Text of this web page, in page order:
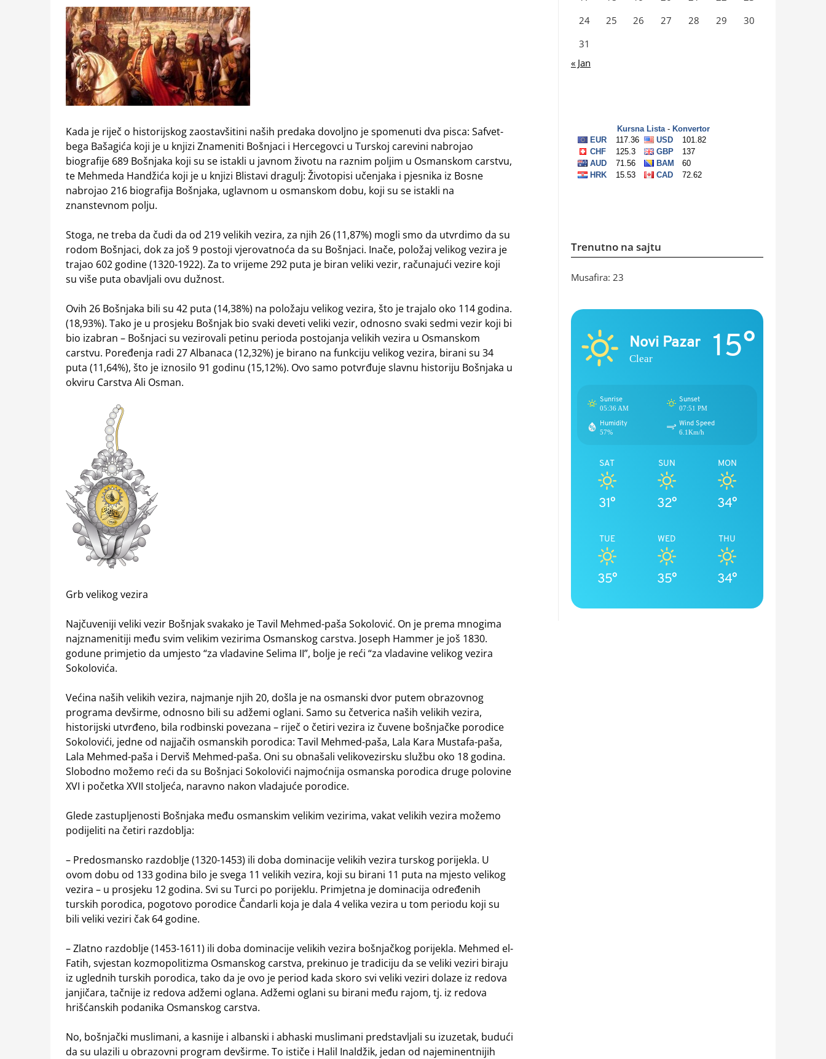
Kada je riječ o historijskog zaostavšitini naših predaka dovoljno je spomenuti dva pisca: Safvet-
bega Bašagića koji je u knjizi Znameniti Bošnjaci i Hercegovci u Turskoj carevini nabrojao
biografije 689 Bošnjaka koji su se istakli u javnom životu na raznim poljim u Osmanskom carstvu,
te Mehmeda Handžića koji je u knjizi Blistavi dragulj: Životopisi učenjaka i pjesnika iz Bosne
nabrojao 216 biografija Bošnjaka, uglavnom u osmanskom dobu, koji su se istakli na
znanstevnom polju.
Stoga, ne treba da čudi da od 219 velikih vezira, za njih 26 (11,87%) mogli smo da utvrdimo da su
rodom Bošnjaci, dok za još 9 postoji vjerovatnoća da su Bošnjaci. Inače, položaj velikog vezira je
trajao 602 godine (1320-1922). Za to vrijeme 292 puta je biran veliki vezir, računajući vezire koji
su više puta obavljali ovu dužnost.
Ovih 26 Bošnjaka bili su 42 puta (14,38%) na položaju velikog vezira, što je trajalo oko 114 godina.
(18,93%). Tako je u prosjeku Bošnjak bio svaki deveti veliki vezir, odnosno svaki sedmi vezir koji bi
bio izabran – Bošnjaci su vezirovali petinu perioda postojanja velikih vezira u Osmanskom
carstvu. Poređenja radi 27 Albanaca (12,32%) je birano na funkciju velikog vezira, birani su 34
puta (11,64%), što je iznosilo 91 godinu (15,12%). Ovo samo potvrđuje slavnu historiju Bošnjaka u
okviru Carstva Ali Osman.
Grb velikog vezira
Najčuveniji veliki vezir Bošnjak svakako je Tavil Mehmed-paša Sokolović. On je prema mnogima
najznamenitiji među svim velikim vezirima Osmanskog carstva. Joseph Hammer je još 1830.
godune primjetio da umjesto “za vladavine Selima II”, bolje je reći “za vladavine velikog vezira
Sokolovića.
Većina naših velikih vezira, najmanje njih 20, došla je na osmanski dvor putem obrazovnog
programa devširme, odnosno bili su adžemi oglani. Samo su četverica naših velikih vezira,
historijski utvrđeno, bila rodbinski povezana – riječ o četiri vezira iz čuvene bošnjačke porodice
Sokolovići, jedne od najjačih osmanskih porodica: Tavil Mehmed-paša, Lala Kara Mustafa-paša,
Lala Mehmed-paša i Derviš Mehmed-paša. Oni su obnašali velikovezirsku službu oko 18 godina.
Slobodno možemo reći da su Bošnjaci Sokolovići najmoćnija osmanska porodica druge polovine
XVI i početka XVII stoljeća, naravno nakon vladajuće porodice.
Glede zastupljenosti Bošnjaka među osmanskim velikim vezirima, vakat velikih vezira možemo
podijeliti na četiri razdoblja:
– Predosmansko razdoblje (1320-1453) ili doba dominacije velikih vezira turskog porijekla. U
ovom dobu od 133 godina bilo je svega 11 velikih vezira, koji su birani 11 puta na mjesto velikog
vezira – u prosjeku 12 godina. Svi su Turci po porijeklu. Primjetna je dominacija određenih
turskih porodica, pogotovo porodice Čandarli koja je dala 4 velika vezira u tom periodu koji su
bili veliki veziri čak 64 godine.
– Zlatno razdoblje (1453-1611) ili doba dominacije velikih vezira bošnjačkog porijekla. Mehmed el-
Fatih, svjestan kozmopolitizma Osmanskog carstva, prekinuo je tradiciju da se veliki veziri biraju
iz uglednih turskih porodica, tako da je ovo je period kada skoro svi veliki veziri dolaze iz redova
janjičara, tačnije iz redova adžemi oglana. Adžemi oglani su birani među rajom, tj. iz redova
hrišćanskih podanika Osmanskog carstva.
No, bošnjački muslimani, a kasnije i albanski i abhaski muslimani predstavljali su izuzetak, budući
da su ulazili u obrazovni program devširme. To ističe i Halil Inaldžik, jedan od najeminentnijih
24
25 26 27 28 29
30
31
« Jan
Trenutno na sajtu
Musafira: 23
Novi Pazar
Clear 15°
Sunrise
05:36 AM
Sunset
07:51 PM
Humidity
57%
Wind Speed
6.1Km/h
SAT
31°
SUN
32°
MON
34°
TUE
35°
WED
35°
THU
34°